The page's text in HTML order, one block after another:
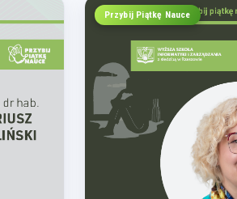
Przybij Piątkę Nauce